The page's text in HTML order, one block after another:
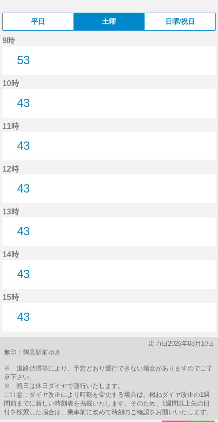
平日 土曜 日曜/祝日
9時
53
10時
43
11時
43
12時
43
13時
43
14時
43
15時
43
出力日2026年08月10日
無印：鶴見駅前ゆき
※ 道路渋滞等により、予定どおり運行できない場合がありますのでご了
承下さい。
※ 祝日は休日ダイヤで運行いたします。
ご注意：ダイヤ改正により時刻を変更する場合は、概ねダイヤ改正の1週
間前までに新しい時刻表を掲載いたします。そのため、1週間以上先の日
付を検索した場合は、乗車前に改めて時刻のご確認をお願いいたします。